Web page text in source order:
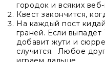
городок и всяких
Квест закончится,
На каждый пост
граней. Если
добавит жути и
случится. Любое